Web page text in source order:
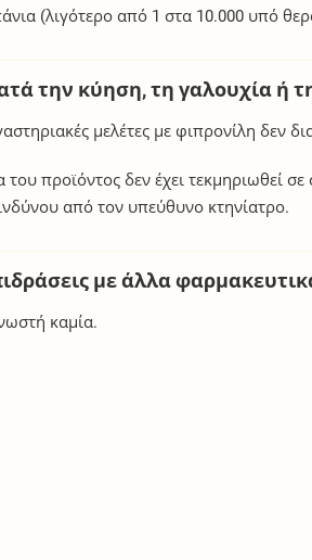
(λιγότερο από 1 στα 10.000 υπό
την κύηση, τη γαλουχία ή
μελέτες με φιπρονίλη δεν
του προϊόντος δεν έχει τεκμηριωθεί
από τον υπεύθυνο κτηνίατρο.
με άλλα
καμία.